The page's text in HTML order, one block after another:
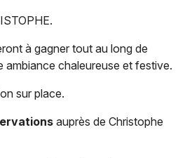
Je m'abonne
à gagner tout au long de
ambiance chaleureuse et festive.
sur place.
auprès de Christophe